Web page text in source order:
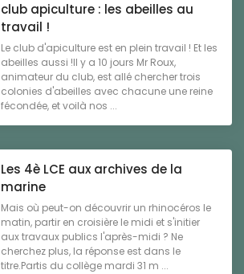
club apiculture : les abeilles au
travail !
Le club d'apiculture est en plein travail ! Et les
abeilles aussi !Il y a 10 jours Mr Roux,
animateur du club, est allé chercher trois
colonies d'abeilles avec chacune une reine
fécondée, et voilà nos ...
Les 4è LCE aux archives de la
marine
Mais où peut-on découvrir un rhinocéros le
matin, partir en croisière le midi et s'initier
aux travaux publics l'après-midi ? Ne
cherchez plus, la réponse est dans le
titre.Partis du collège mardi 31 m ...